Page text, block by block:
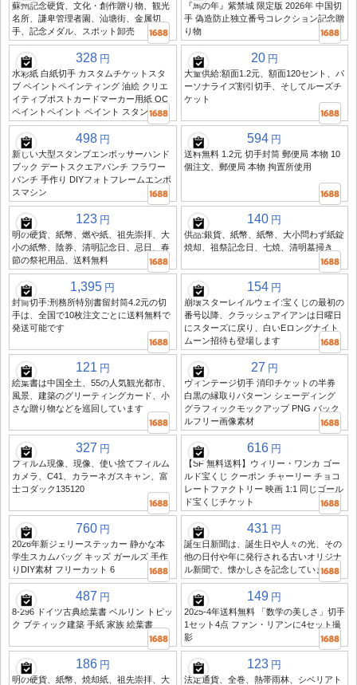
蘇州記念硬貨、文化・創作贈り物、観光
名所、謙卑管理者園、汕塘街、金属切
手、記念メダル、スポット卸売
『馬の年』紫禁城 限定版 2026年 中国切
手 偽造防止独立番号コレクション記念贈
り物
328 円
水彩紙 白紙切手 カスタムチケットスタ
ブ ペイントペインティング 油絵 クリエ
イティブポストカードマーカー用紙 OC
ペイントペイント ペイント スタンプ
20 円
大量供給:額面1.2元、額面120セント、パ
ーソナライズ割引切手、そしてルーズチ
ケット
498 円
新しい大型スタンプエンボッサーハンド
ブック デートスクエアパンチ フラワー
パンチ 手作り DIYフォトフレームエンボ
スマシン
594 円
送料無料 1.2元 切手封筒 郵便局 本物 10
個注文、郵便局 本物 拘置所使用
123 円
明の硬貨、紙幣、燃や紙、祖先崇拝、大
小の紙幣、陰券、清明記念日、忌日、春
節の祭祀用品、送料無料
140 円
供品:銀貨、紙幣、紙幣、大小問わず紙錠
焼却、祖祭記念日、七焼、清明墓掃き
1,395 円
封筒切手:刑務所特別書留封筒4.2元の切
手は、全国で10枚注文ごとに送料無料で
発送可能です
154 円
崩壊スターレイルウェイ:宝くじの最初の
番号以降、クラッシュアイアンは日曜日
にスターズに戻り、白いEロングナイト
ムーン招待も登場します
121 円
絵葉書は中国全土、55の人気観光都市、
風景、建築のグリーティングカード、小
さな贈り物などを巡回しています
27 円
ヴィンテージ切手 消印チケットの半券
白黒の縁取りパターン シェーディング
グラフィックモックアップ PNG バック
ルフリー画像素材
327 円
フィルム現像、現像、使い捨てフィルム
カメラ、C41、カラーネガスキャン、富
士コダック135120
616 円
【SF 無料送料】ウィリー・ワンカ ゴー
ルド宝くじ クーポン チャーリー チョコ
レートファクトリー 映画 1:1 同じゴール
ド宝くじチケット
760 円
2026年新ジェリーステッカー 静かな本
学生スカムバッグ キッズ ガールズ 手作
りDIY素材 フリーカット 6
431 円
誕生日新聞は、誕生日や人々の光、その
他の日付や年に発行される古いオリジナ
ル新聞で、懐かしさを記念しています
487 円
8-296 ドイツ古典絵葉書 ベルリン トピッ
ク ブティック建築 手紙 家族 絵葉書
149 円
2025-4年送料無料 「数学の美しさ」切手
1セット4点 ファン・リアンに4セット撮
影
186 円
明の硬貨、紙幣、焼却紙、祖先崇拝、大
123 円
法定通貨、全巻、熱帯雨林、シベリアト